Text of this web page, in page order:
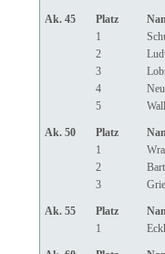
Ak. 45 Platz
1
2
3
4
5
Ak. 50 Platz
1
2
3
Ak. 55 Platz
1